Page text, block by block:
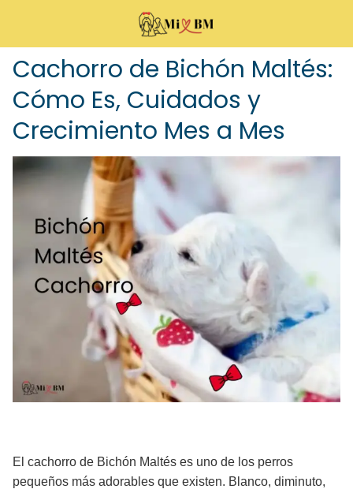
Cachorro de Bichón Maltés:
Cómo Es, Cuidados y
Crecimiento Mes a Mes
El cachorro de Bichón Maltés es uno de los perros
pequeños más adorables que existen. Blanco, diminuto,